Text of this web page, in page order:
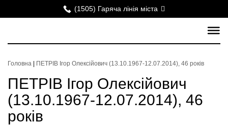
(1505) Гаряча лінія міста
Головна ПЕТРІВ Ігор Олексійович (13.10.1967-12.07.2014), 46 років
ПЕТРІВ Ігор Олексійович
(13.10.1967-12.07.2014), 46
років